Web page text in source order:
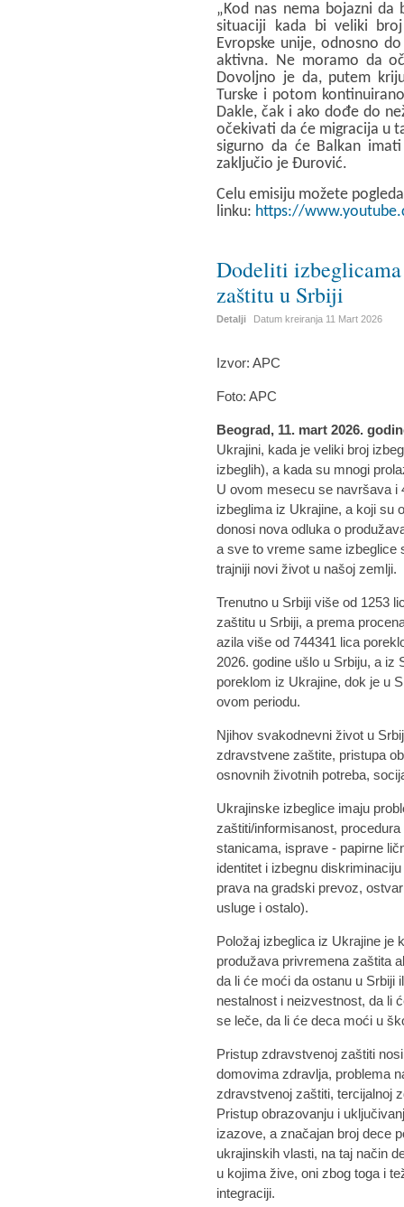
„Kod nas nema bojazni
situaciji kada bi veliki
Evropske unije, odnosno
aktivna. Ne moramo da
Dovoljno je da, putem
Turske i potom
Dakle, čak i ako dođe do
očekivati da će migracija u
sigurno da će Balkan
zaključio je Đurović.
Celu emisiju možete
linku: https://
Dodeliti
zaštitu u Srbiji
Detalji Datum kreiranja 11 Mart 2026
Izvor: APC
Foto: APC
Beograd, 11. mart 2026.
Ukrajini, kada je veliki broj
izbeglih), a kada su mnogi
U ovom mesecu se navršava i
izbeglima iz Ukrajine, a koji su
donosi nova odluka o
a sve to vreme same izbeglice
trajniji novi život u našoj zemlji.
Trenutno u Srbiji više od 1253
zaštitu u Srbiji, a prema
azila više od 744341 lica
2026. godine ušlo u Srbiju, a iz
poreklom iz Ukrajine, dok je u
ovom periodu.
Njihov svakodnevni život u
zdravstvene zaštite, pristupa
osnovnih životnih potreba,
Ukrajinske izbeglice imaju
zaštiti/informisanost,
stanicama, isprave - papirne
identitet i izbegnu
prava na gradski prevoz,
usluge i ostalo).
Položaj izbeglica iz Ukrajine je
produžava privremena zaštita
da li će moći da ostanu u Srbiji
nestalnost i neizvestnost, da li
se leče, da li će deca moći u
Pristup zdravstvenoj zaštiti
domovima zdravlja, problema
zdravstvenoj zaštiti, tercijalnoj
Pristup obrazovanju i
izazove, a značajan broj dece
ukrajinskih vlasti, na taj način
u kojima žive, oni zbog toga i
integraciji.